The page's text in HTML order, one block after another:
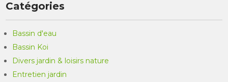
Catégories
Bassin d'eau
Bassin Koi
Divers jardin & loisirs nature
Entretien jardin